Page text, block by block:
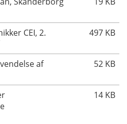
CEI, 2.
497 KB
af
52 KB
14 KB